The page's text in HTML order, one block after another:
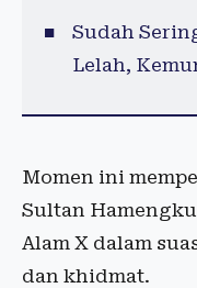
Sudah
Lelah,
Momen ini
Sultan
Alam X dalam
dan khidmat.